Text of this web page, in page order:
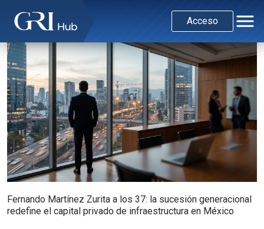
Acceso
Fernando Martínez Zurita a los 37: la sucesión generacional
redefine el capital privado de infraestructura en México